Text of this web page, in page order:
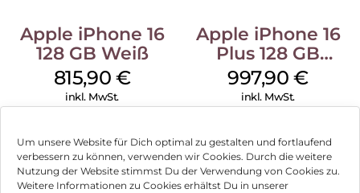
Um unsere Website für Dich optimal zu gestalten und fortlaufend
verbessern zu können, verwenden wir Cookies. Durch die weitere
Nutzung der Website stimmst Du der Verwendung von Cookies zu.
Weitere Informationen zu Cookies erhältst Du in unserer
Apple iPhone 16
128 GB Weiß
815,90 €
inkl. MwSt.
Apple iPhone 16
Plus 128 GB
Schwarz
997,90€
inkl. MwSt.
Impressum